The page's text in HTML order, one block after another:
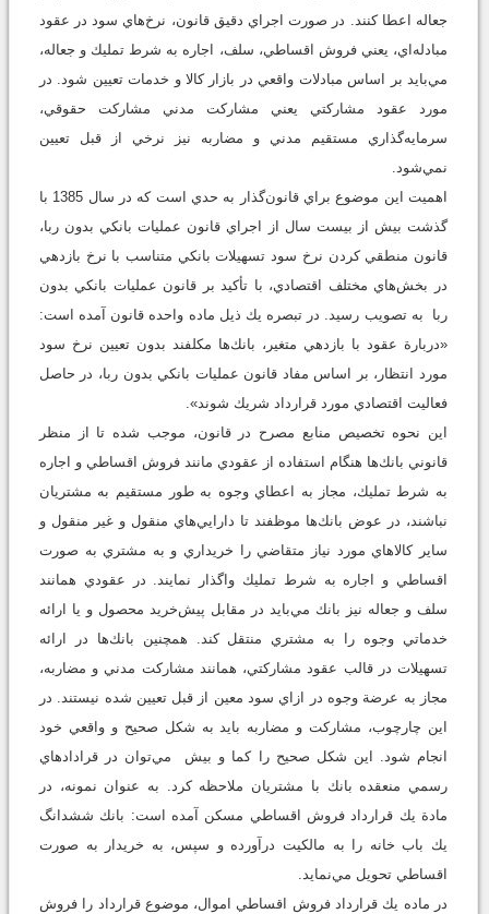
جعاله اعطا كنند. در صورت اجراي دقيق قانون، نرخ‌هاي سود در عقود
مبادله‌اي، يعني فروش اقساطي، سلف، اجاره به شرط تمليك و جعاله،
مي‌بايد بر اساس مبادلات واقعي در بازار كالا و خدمات تعيين شود. در
مورد عقود مشاركتي يعني مشاركت مدني مشاركت حقوقي،
سرمايه‌گذاري مستقيم مدني و مضاربه نيز نرخي از قبل تعيين
نمي‌شود.
اهميت اين موضوع براي قانون‌گذار به حدي است كه در سال 1385 با
گذشت بيش از بيست سال از اجراي قانون عمليات بانكي بدون ربا،
قانون منطقي كردن نرخ سود تسهيلات بانكي متناسب با نرخ بازدهي
در بخش‌هاي مختلف اقتصادي، با تأكيد بر قانون عمليات بانكي بدون
ربا به تصويب رسيد. در تبصره يك ذيل ماده واحده قانون آمده است:
«دربارة عقود با بازدهي متغير، بانك‌ها مكلفند بدون تعيين نرخ سود
مورد انتظار، بر اساس مفاد قانون عمليات بانكي بدون ربا، در حاصل
فعاليت اقتصادي مورد قرارداد شريك شوند».
اين نحوه تخصيص منابع مصرح در قانون، موجب شده تا از منظر
قانوني بانك‌ها هنگام استفاده از عقودي مانند فروش اقساطي و اجاره
به شرط تمليك، مجاز به اعطاي وجوه به طور مستقيم به مشتريان
نباشند، در عوض بانك‌ها موظفند تا دارايي‌هاي منقول و غير منقول و
ساير كالاهاي مورد نياز متقاضي را خريداري و به مشتري به صورت
اقساطي و اجاره به شرط تمليك واگذار نمايند. در عقودي همانند
سلف و جعاله نيز بانك مي‌بايد در مقابل پيش‌خريد محصول و يا ارائه
خدماتي وجوه را به مشتري منتقل كند. همچنين بانك‌ها در ارائه
تسهيلات در قالب عقود مشاركتي، همانند مشاركت مدني و مضاربه،
مجاز به عرضة وجوه در ازاي سود معين از قبل تعيين شده نيستند. در
اين چارچوب، مشاركت و مضاربه بايد به شكل صحيح و واقعي خود
انجام شود. اين شكل صحيح را كما و بيش مي‌توان در قرادادهاي
رسمي منعقده بانك با مشتريان ملاحظه كرد. به عنوان نمونه، در
مادة يك قرارداد فروش اقساطي مسكن آمده است: بانك ششدانگ
يك باب خانه را به مالكيت درآورده و سپس، به خريدار به صورت
اقساطي تحويل مي‌نمايد.
در ماده يك قرارداد فروش اقساطي اموال، موضوع قرارداد را فروش